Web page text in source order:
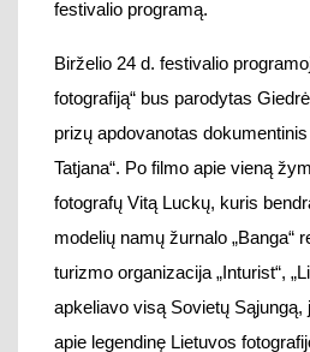
festivalio programą.
Birželio 24 d. festivalio
fotografiją“ bus parodytas
prizų apdovanotas
Tatjana“. Po filmo apie vieną
fotografų Vitą Luckų, kuris
modelių namų žurnalo „Banga“
turizmo organizacija „Inturist“,
apkeliavo visą Sovietų
apie legendinę Lietuvos